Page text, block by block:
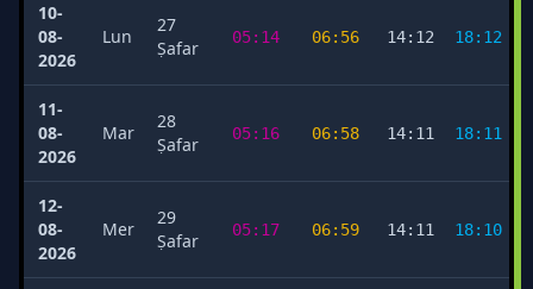
10-
08-
2026
Lun
27
Ṣafar
05:14 06:56 14:12 18:12
11-
08-
2026
Mar
28
Ṣafar
05:16 06:58 14:11 18:11
12-
08-
2026
Mer
29
Ṣafar
05:17 06:59 14:11 18:10